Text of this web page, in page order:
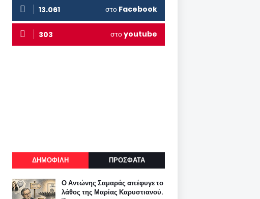
13.061 στο Facebook
303 στοyoutube
ΔΗΜΟΦΙΛΗ ΠΡΟΣΦΑΤΑ
Ο Αντώνης Σαμαράς απέφυγε το
λάθος της Μαρίας Καρυστιανού.